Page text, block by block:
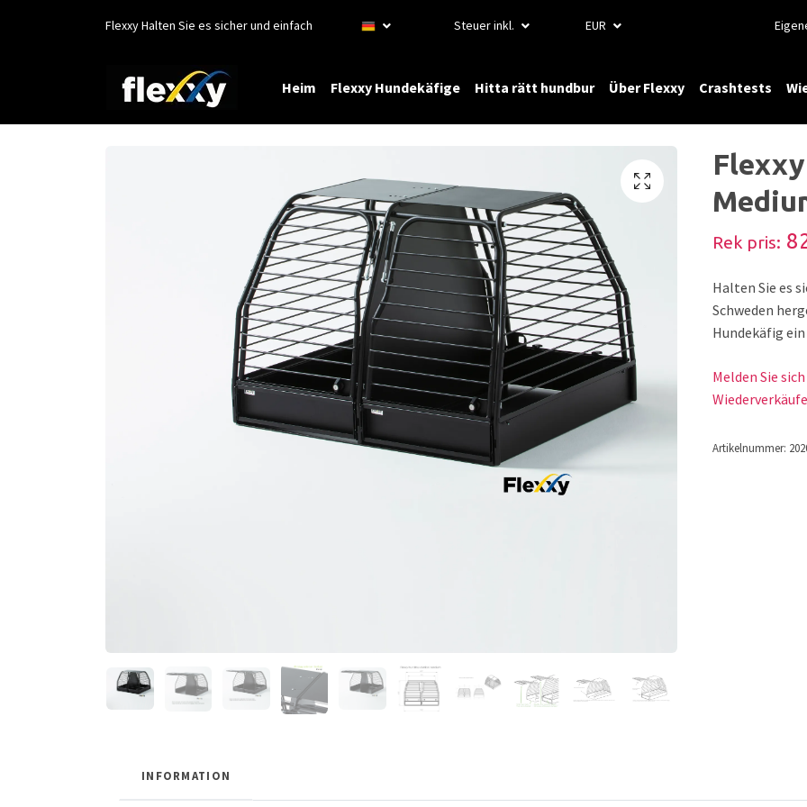
Flexxy Halten Sie es sicher und einfach Steuer inkl. EUR
Heim Flexxy Hundekäfige Hitta rätt hundbur Über Flexxy Crashtests
Rek pris:
Halten Sie es
Schweden
Hundekäfig
Melden Sie
Artikelnummer:
INFORMATION